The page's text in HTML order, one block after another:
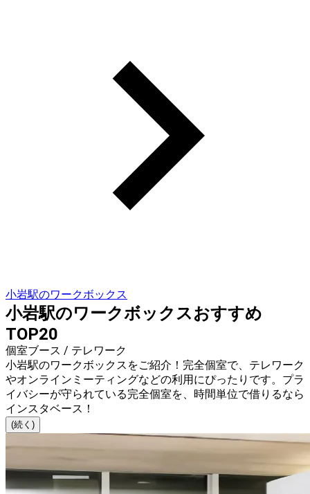
小岩駅のワークボックス
小岩駅のワークボックスおすすめ
TOP20
個室ブース / テレワーク
小岩駅のワークボックスをご紹介！完全個室で、テレワーク
やオンラインミーティングなどの利用にぴったりです。プラ
イバシーが守られている完全個室を、時間単位で借りるなら
インスタベース！
(続く)